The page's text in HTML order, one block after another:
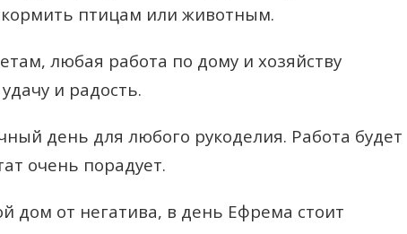
птицам или животным.
любая работа по дому и хозяйству
и радость.
день для любого рукоделия. Работа будет
очень порадует.
дом от негатива, в день Ефрема стоит